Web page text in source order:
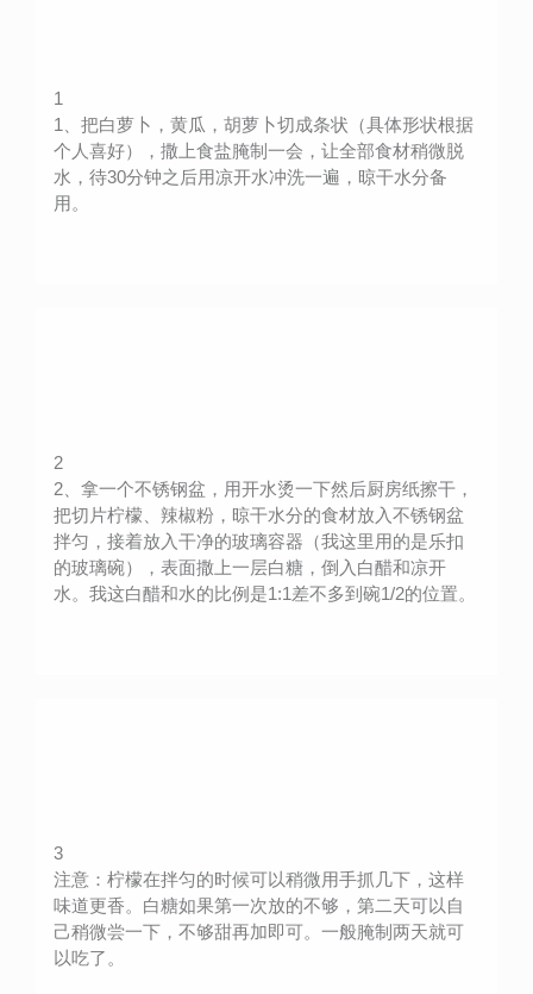
1
1、把白萝卜，黄瓜，胡萝卜切成条状（具体形状根据
个人喜好），撒上食盐腌制一会，让全部食材稍微脱
水，待30分钟之后用凉开水冲洗一遍，晾干水分备
用。
2
2、拿一个不锈钢盆，用开水烫一下然后厨房纸擦干，
把切片柠檬、辣椒粉，晾干水分的食材放入不锈钢盆
拌匀，接着放入干净的玻璃容器（我这里用的是乐扣
的玻璃碗），表面撒上一层白糖，倒入白醋和凉开
水。我这白醋和水的比例是1:1差不多到碗1/2的位置。
3
注意：柠檬在拌匀的时候可以稍微用手抓几下，这样
味道更香。白糖如果第一次放的不够，第二天可以自
己稍微尝一下，不够甜再加即可。一般腌制两天就可
以吃了。